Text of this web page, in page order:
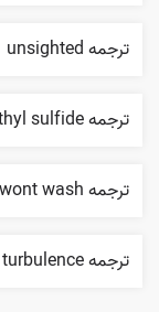
ترجمه unsighted
ترجمه dichlorodiethyl sulfide
ترجمه wont wash
ترجمه clear-air turbulence